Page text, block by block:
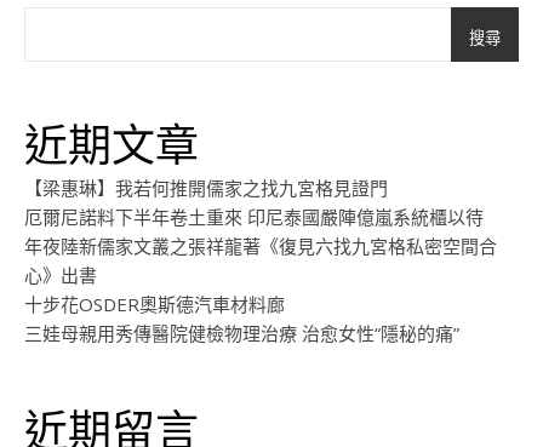
搜尋
近期文章
【梁惠琳】我若何推開儒家之找九宮格見證門
厄爾尼諾料下半年卷土重來 印尼泰國嚴陣億嵐系統櫃以待
年夜陸新儒家文叢之張祥龍著《復見六找九宮格私密空間合
心》出書
十步花OSDER奧斯德汽車材料廊
三娃母親用秀傳醫院健檢物理治療 治愈女性“隱秘的痛”
近期留言